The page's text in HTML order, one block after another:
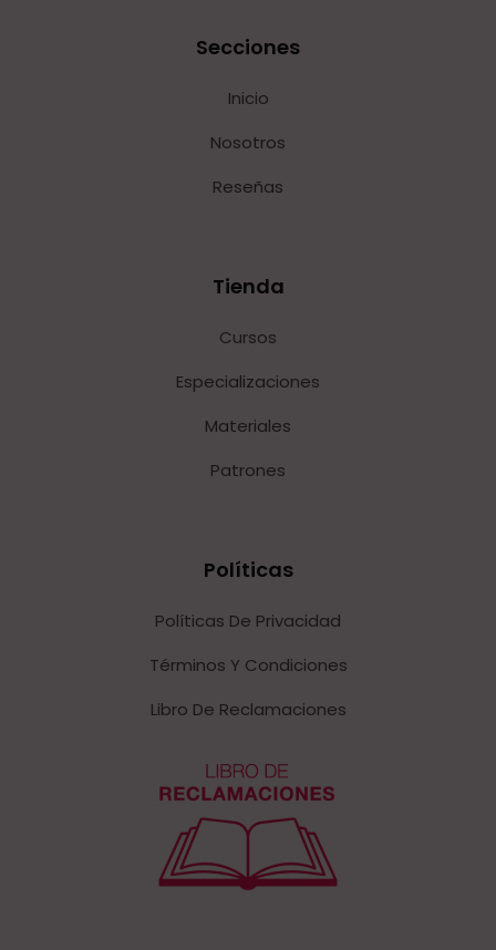
Secciones
Inicio
Nosotros
Reseñas
Tienda
Cursos
Especializaciones
Materiales
Patrones
Políticas
Políticas De Privacidad
Términos Y Condiciones
Libro De Reclamaciones